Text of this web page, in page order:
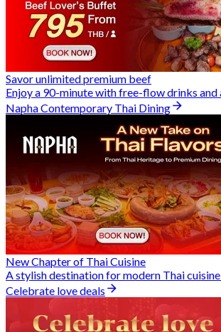
Savor unlimited premium beef
Napha Contemporary Thai Dining
New Chapter of Thai Cuisine
Celebrate love deals